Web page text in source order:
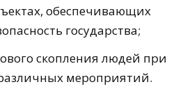
обеспечивающих
государства;
скопления людей при
мероприятий.